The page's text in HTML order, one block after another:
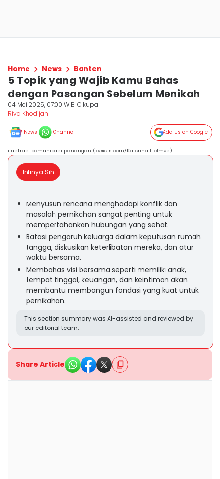
Home News Banten
5 Topik yang Wajib Kamu Bahas
dengan Pasangan Sebelum Menikah
04 Mei 2025, 07:00 WIB Cikupa
Riva Khodijah
News Channel Add Us on Google
ilustrasi komunikasi pasangan (pexels.com/Katerina Holmes)
Intinya Sih
Menyusun rencana menghadapi konflik dan
masalah pernikahan sangat penting untuk
mempertahankan hubungan yang sehat.
Batasi pengaruh keluarga dalam keputusan rumah
tangga, diskusikan keterlibatan mereka, dan atur
waktu bersama.
Membahas visi bersama seperti memiliki anak,
tempat tinggal, keuangan, dan keintiman akan
membantu membangun fondasi yang kuat untuk
pernikahan.
This section summary was AI-assisted and reviewed by
our editorial team.
Share Article